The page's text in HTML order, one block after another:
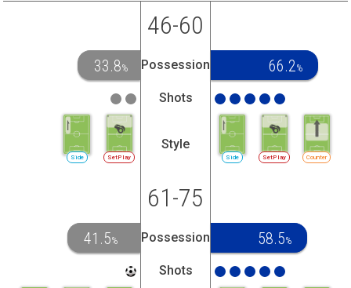
46-60
33.8% Possession 66.2%
Shots
SetPlay
Side
Style
Side SetPlay Counter
61-75
41.5% Possession 58.5%
Shots